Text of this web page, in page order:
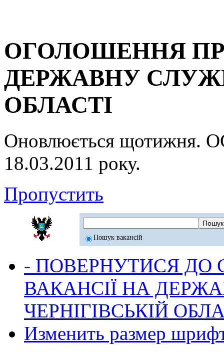
ОГОЛОШЕННЯ
ДЕРЖАВНУ
ОБЛАСТІ
Оновлюється
18.03.2011 року.
Пропустить
Пошук вакансій
- ПОВЕРНУТИСЯ ДО
ВАКАНСІЇ НА
ЧЕРНІГІВСЬКІЙ
Изменить размер